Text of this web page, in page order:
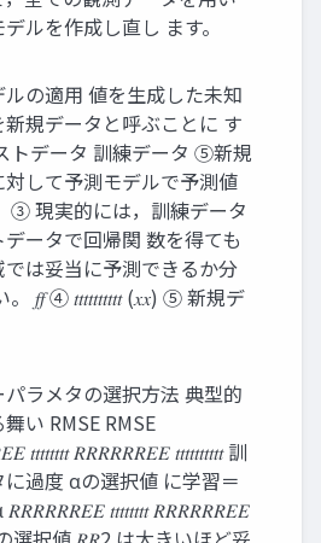
ルを作成し直し ます。
ルの適用 値を生成した未知
新規データと呼ぶことに す
トデータ 訓練データ ⑤新規
対して予測モデルで予測値
③ 現実的には，訓練データ
データで回帰関 数を得ても
は妥当に予測できるか分
𝑓𝑓 ④ 𝑡𝑡𝑡𝑡𝑡𝑡𝑡𝑡𝑡𝑡 (𝑥𝑥) ⑤ 新規デ
パラメタの選択方法 典型的
い RMSE RMSE
𝑅𝑅𝑅𝑅𝑅𝑅𝐸𝐸 𝑡𝑡𝑡𝑡𝑡𝑡𝑡𝑡𝑡𝑡 訓
過度 αの選択値 に学習＝
𝑡𝑡𝑡𝑡𝑡𝑡𝑡𝑡 𝑅𝑅𝑅𝑅𝑅𝑅𝐸𝐸